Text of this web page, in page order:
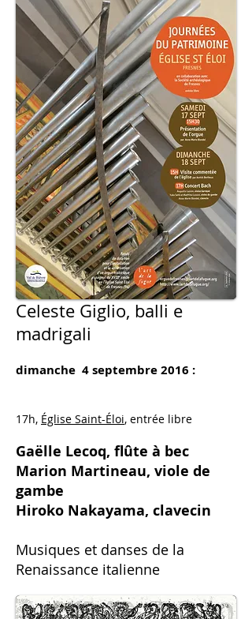
Celeste Giglio, balli e
madrigali
dimanche 4 septembre 2016 :
17h, Église Saint-Éloi, entrée libre
Gaëlle Lecoq, flûte à bec
Marion Martineau, viole de
gambe
Hiroko Nakayama, clavecin
Musiques et danses de la
Renaissance italienne